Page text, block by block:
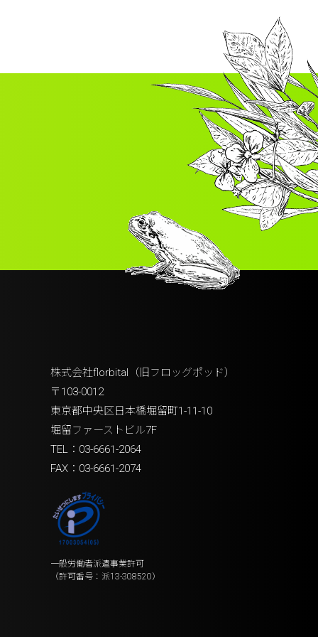
株式会社florbital（旧フロッグポッド）
〒103-0012
東京都中央区日本橋堀留町1-11-10
堀留ファーストビル7F
TEL：03-6661-2064
FAX：03-6661-2074
一般労働者派遣事業許可
（許可番号：派13-308520）